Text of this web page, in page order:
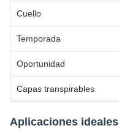
Cuello
Temporada
Oportunidad
Capas transpirables
Aplicaciones ideales